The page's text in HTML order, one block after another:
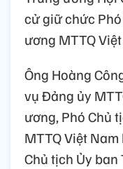
cử giữ chức
ương MTTQ
Ông Hoàng
vụ Đảng ủy
ương, Phó Chủ
MTTQ Việt
Chủ tịch Ủy